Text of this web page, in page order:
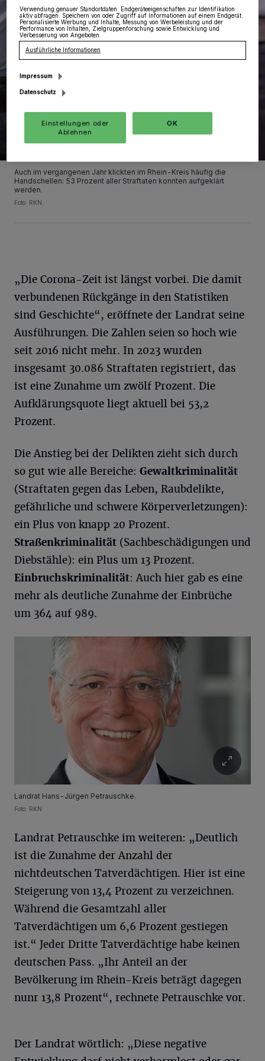
Auch im vergangenen Jahr klickten im Rhein-Kreis häufig die
Handschellen: 53 Prozent aller Straftaten konnten aufgeklärt
werden.
Foto: RKN.
„Die Corona-Zeit ist längst vorbei. Die damit
verbundenen Rückgänge in den Statistiken
sind Geschichte“, eröffnete der Landrat seine
Ausführungen. Die Zahlen seien so hoch wie
seit 2016 nicht mehr. In 2023 wurden
insgesamt 30.086 Straftaten registriert, das
ist eine Zunahme um zwölf Prozent. Die
Aufklärungsquote liegt aktuell bei 53,2
Prozent.
Die Anstieg bei der Delikten zieht sich durch
so gut wie alle Bereiche: Gewaltkriminalität
(Straftaten gegen das Leben, Raubdelikte,
gefährliche und schwere Körperverletzungen):
ein Plus von knapp 20 Prozent.
Straßenkriminalität (Sachbeschädigungen und
Diebstähle): ein Plus um 13 Prozent.
Einbruchskriminalität: Auch hier gab es eine
mehr als deutliche Zunahme der Einbrüche
um 364 auf 989.
Landrat Hans-Jürgen Petrauschke.
Foto: RKN
Landrat Petrauschke im weiteren: „Deutlich
ist die Zunahme der Anzahl der
nichtdeutschen Tatverdächtigen. Hier ist eine
Steigerung von 13,4 Prozent zu verzeichnen.
Während die Gesamtzahl aller
Tatverdächtigen um 6,6 Prozent gestiegen
ist.“ Jeder Dritte Tatverdächtige habe keinen
deutschen Pass. „Ihr Anteil an der
Bevölkerung im Rhein-Kreis beträgt dagegen
nunr 13,8 Prozent“, rechnete Petrauschke vor.
Der Landrat wörtlich: „Diese negative
Verwendung genauer Standortdaten. Endgeräteeigenschaften zur Identifikation
aktiv abfragen. Speichern von oder Zugriff auf Informationen auf einem Endgerät.
Personalisierte Werbung und Inhalte, Messung von Werbeleistung und der
Performance von Inhalten, Zielgruppenforschung sowie Entwicklung und
Verbesserung von Angeboten.
Ausführliche Informationen
Impressum
Datenschutz
Einstellungen oder
Ablehnen
OK